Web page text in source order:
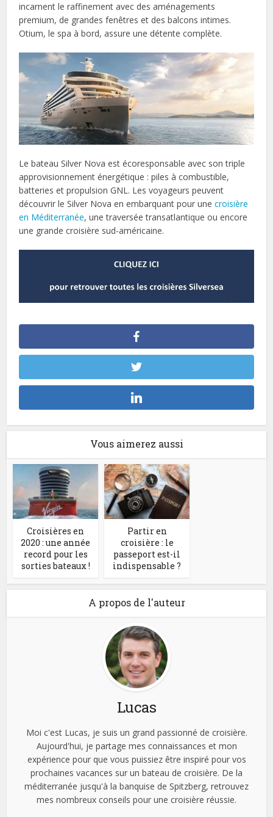
incarnent le raffinement avec des aménagements
premium, de grandes fenêtres et des balcons intimes.
Otium, le spa à bord, assure une détente complète.
Le bateau Silver Nova est écoresponsable avec son triple
approvisionnement énergétique : piles à combustible,
batteries et propulsion GNL. Les voyageurs peuvent
découvrir le Silver Nova en embarquant pour unecroisière
en Méditerranée, une traversée transatlantique ou encore
une grande croisière sud-américaine.
Vous aimerez aussi
Croisières en
2020 : une année
record pour les
sorties bateaux !
Partir en
croisière : le
passeport est-il
indispensable ?
A propos de l'auteur
Lucas
Moi c'est Lucas, je suis un grand passionné de croisière.
Aujourd'hui, je partage mes connaissances et mon
expérience pour que vous puissiez être inspiré pour vos
prochaines vacances sur un bateau de croisière. De la
méditerranée jusqu'à la banquise de Spitzberg, retrouvez
mes nombreux conseils pour une croisière réussie.